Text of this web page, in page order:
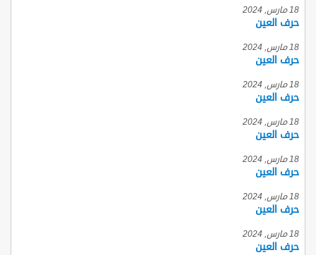
18 مارس, 2024
حرف العين
18 مارس, 2024
حرف العين
18 مارس, 2024
حرف العين
18 مارس, 2024
حرف العين
18 مارس, 2024
حرف العين
18 مارس, 2024
حرف العين
18 مارس, 2024
حرف العين